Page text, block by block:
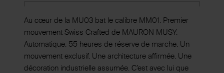
Au cœur de la MU03 bat le calibre MM01. Premier
mouvement Swiss Crafted de MAURON MUSY.
Automatique. 55 heures de réserve de marche. Un
mouvement exclusif. Une architecture affirmée. Une
décoration industrielle assumée. C’est avec lui que